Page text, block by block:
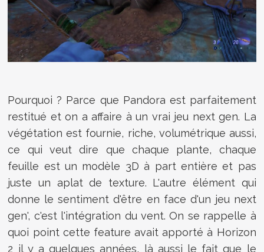
Pourquoi ? Parce que Pandora est parfaitement
restitué et on a affaire à un vrai jeu next gen. La
végétation est fournie, riche, volumétrique aussi,
ce qui veut dire que chaque plante, chaque
feuille est un modèle 3D à part entière et pas
juste un aplat de texture. L'autre élément qui
donne le sentiment d'être en face d'un jeu next
gen', c'est l'intégration du vent. On se rappelle à
quoi point cette feature avait apporté à Horizon
2 il y a quelques années, là aussi le fait que le